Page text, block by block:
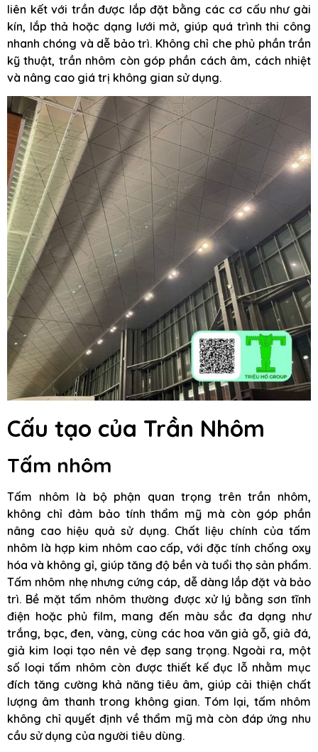
liên kết với trần được lắp đặt bằng các cơ cấu như gài
kín, lắp thả hoặc dạng lưới mở, giúp quá trình thi công
nhanh chóng và dễ bảo trì. Không chỉ che phủ phần trần
kỹ thuật, trần nhôm còn góp phần cách âm, cách nhiệt
và nâng cao giá trị không gian sử dụng.
Cấu tạo của Trần Nhôm
Tấm nhôm
Tấm nhôm là bộ phận quan trọng trên trần nhôm,
không chỉ đảm bảo tính thẩm mỹ mà còn góp phần
nâng cao hiệu quả sử dụng. Chất liệu chính của tấm
nhôm là hợp kim nhôm cao cấp, với đặc tính chống oxy
hóa và không gỉ, giúp tăng độ bền và tuổi thọ sản phẩm.
Tấm nhôm nhẹ nhưng cứng cáp, dễ dàng lắp đặt và bảo
trì. Bề mặt tấm nhôm thường được xử lý bằng sơn tĩnh
điện hoặc phủ film, mang đến màu sắc đa dạng như
trắng, bạc, đen, vàng, cùng các hoa văn giả gỗ, giả đá,
giả kim loại tạo nên vẻ đẹp sang trọng. Ngoài ra, một
số loại tấm nhôm còn được thiết kế đục lỗ nhằm mục
đích tăng cường khả năng tiêu âm, giúp cải thiện chất
lượng âm thanh trong không gian. Tóm lại, tấm nhôm
không chỉ quyết định về thẩm mỹ mà còn đáp ứng nhu
cầu sử dụng của người tiêu dùng.